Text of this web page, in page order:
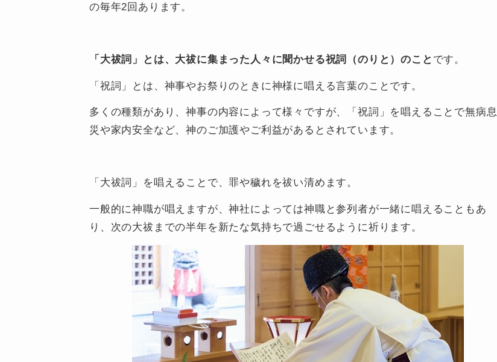
の毎年2回あります。
「大祓詞」とは、大祓に集まった人々に聞かせる祝詞（のりと）のこと です。
「祝詞」とは、神事やお祭りのときに神様に唱える言葉のことです。
多くの種類があり、神事の内容によって様々ですが、「祝詞」を唱えることで無病息
災や家内安全など、神のご加護やご利益があるとされています。
「大祓詞」を唱えることで、罪や穢れを祓い清めます。
一般的に神職が唱えますが、神社によっては神職と参列者が一緒に唱えることもあ
り、次の大祓までの半年を新たな気持ちで過ごせるように祈ります。